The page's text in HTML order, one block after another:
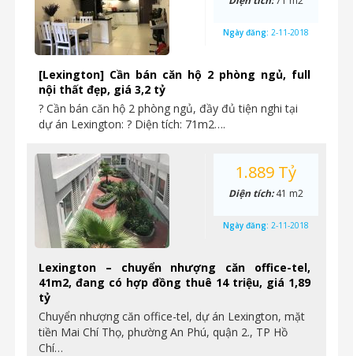
[Lexington] Cần bán căn hộ 2 phòng ngủ, full
nội thất đẹp, giá 3,2 tỷ
? Cần bán căn hộ 2 phòng ngủ, đầy đủ tiện nghi tại
dự án Lexington: ? Diện tích: 71m2….
Ngày đăng: 2-11-2018
Lexington – chuyển nhượng căn office-tel,
41m2, đang có hợp đồng thuê 14 triệu, giá 1,89
tỷ
Chuyển nhượng căn office-tel, dự án Lexington, mặt
tiền Mai Chí Thọ, phường An Phú, quận 2., TP Hồ
Chí…
1.889 Tỷ
Diện tích:41 m2
Ngày đăng: 2-11-2018